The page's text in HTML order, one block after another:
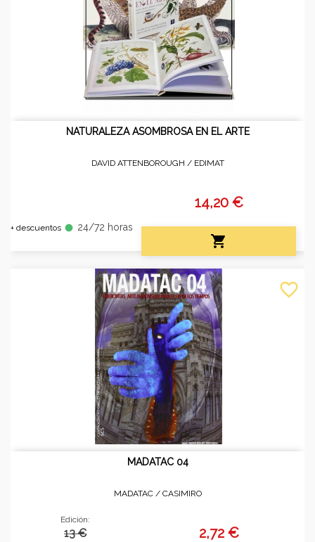
NATURALEZA ASOMBROSA EN EL ARTE
DAVID ATTENBOROUGH / EDIMAT
+ descuentos fiber_manual_record 24/72 horas
14,20 €

MADATAC 04
MADATAC / CASIMIRO
Edición:
13 € 2,72 €
favorite_border